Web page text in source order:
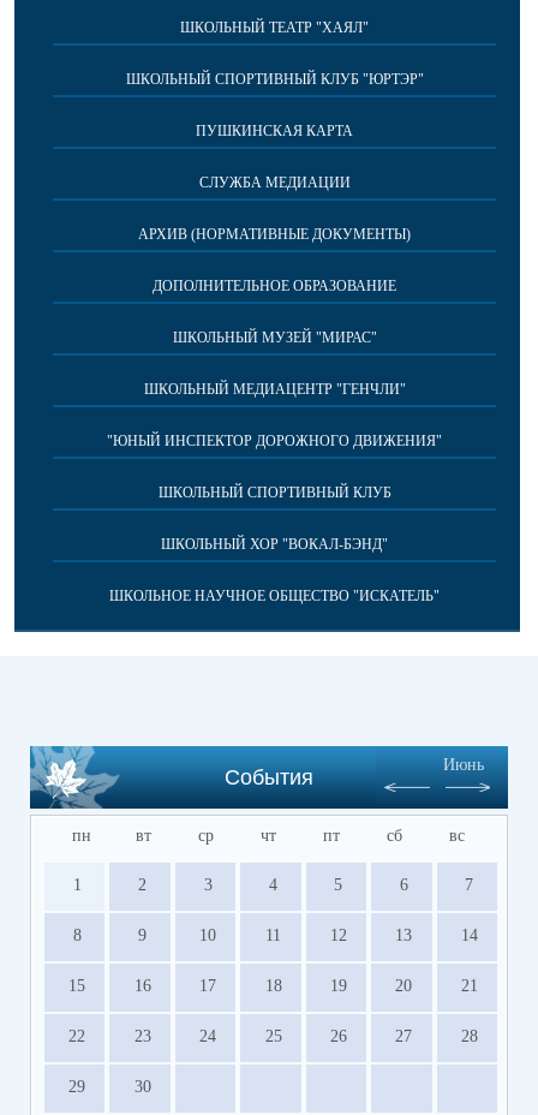
ШКОЛЬНЫЙ ТЕАТР "ХАЯЛ"
ШКОЛЬНЫЙ СПОРТИВНЫЙ КЛУБ "ЮРТЭР"
ПУШКИНСКАЯ КАРТА
СЛУЖБА МЕДИАЦИИ
АРХИВ (НОРМАТИВНЫЕ ДОКУМЕНТЫ)
ДОПОЛНИТЕЛЬНОЕ ОБРАЗОВАНИЕ
ШКОЛЬНЫЙ МУЗЕЙ "МИРАС"
ШКОЛЬНЫЙ МЕДИАЦЕНТР "ГЕНЧЛИ"
"ЮНЫЙ ИНСПЕКТОР ДОРОЖНОГО ДВИЖЕНИЯ"
ШКОЛЬНЫЙ СПОРТИВНЫЙ КЛУБ
ШКОЛЬНЫЙ ХОР "ВОКАЛ-БЭНД"
ШКОЛЬНОЕ НАУЧНОЕ ОБЩЕСТВО "ИСКАТЕЛЬ"
События
Июнь
пн вт ср чт пт сб вс
1 2 3 4 5 6 7
8 9 10 11 12 13 14
15 16 17 18 19 20 21
22 23 24 25 26 27 28
29 30